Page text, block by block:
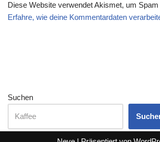
Diese Website verwendet Akismet, um
Erfahre, wie deine Kommentardaten
Suchen